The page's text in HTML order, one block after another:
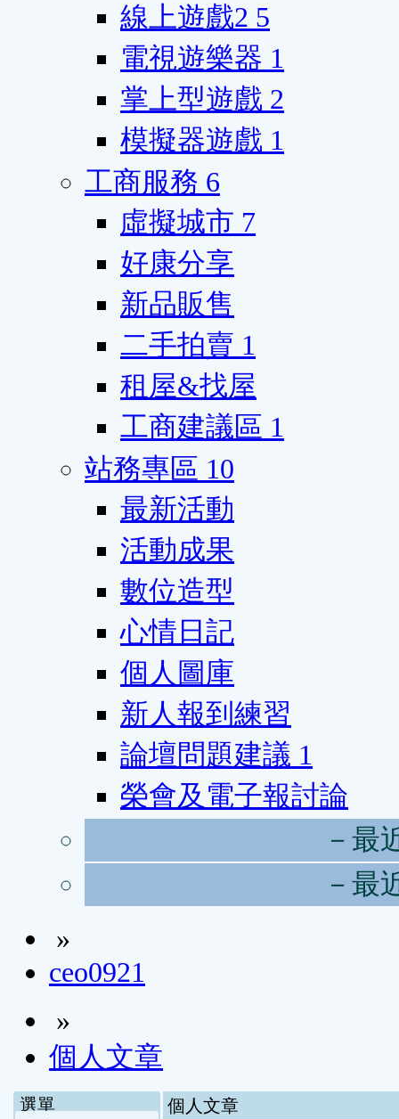
線上遊戲2 5
電視遊樂器 1
掌上型遊戲 2
模擬器遊戲 1
工商服務 6
虛擬城市 7
好康分享
新品販售
二手拍賣 1
租屋&找屋
工商建議區 1
站務專區 10
最新活動
活動成果
數位造型
心情日記
個人圖庫
新人報到練習
論壇問題建議 1
榮會及電子報討論
－最
－最
»
ceo0921
»
個人文章
選單 個人文章